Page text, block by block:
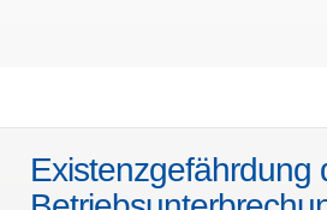
Existenzgefährdung